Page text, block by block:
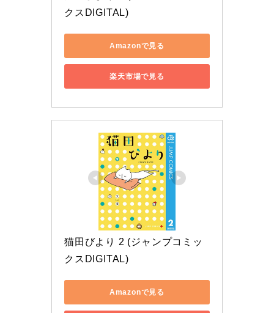
クスDIGITAL)
Amazonで見る
楽天市場で見る
猫田びより 2 (ジャンプコミッ
クスDIGITAL)
Amazonで見る